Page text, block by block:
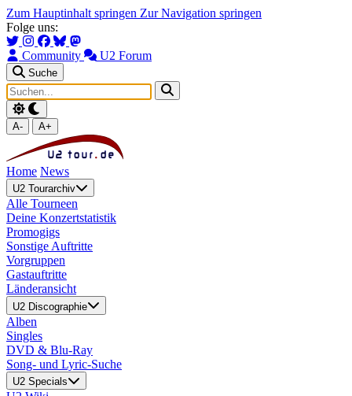
Zum Hauptinhalt springen Zur Navigation springen
Folge uns:
Community U2 Forum
Suche
A- A+
Home News
U2 Tourarchiv
Alle Tourneen
Deine Konzertstatistik
Promogigs
Sonstige Auftritte
Vorgruppen
Gastauftritte
Länderansicht
U2 Discographie
Alben
Singles
DVD & Blu-Ray
Song- und Lyric-Suche
U2 Specials